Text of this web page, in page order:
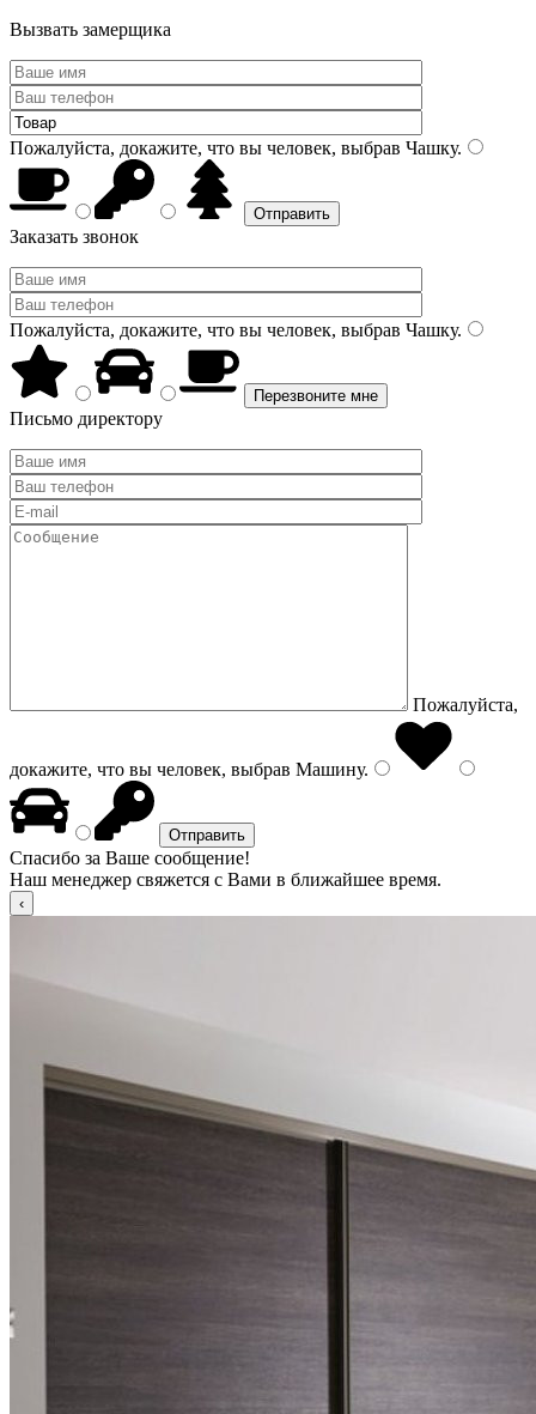
Вызвать замерщика
Пожалуйста, докажите, что вы человек, выбрав Чашку.
Заказать звонок
Пожалуйста, докажите, что вы человек, выбрав Чашку.
Письмо директору
Пожалуйста,
докажите, что вы человек, выбрав Машину.
Спасибо за Ваше сообщение!
Наш менеджер свяжется с Вами в ближайшее время.